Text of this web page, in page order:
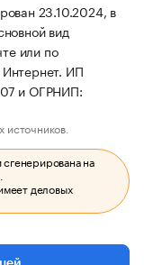
23.10.2024, в
вид
или по
ИП
и ОГРНИП:
источников.
на
деловых